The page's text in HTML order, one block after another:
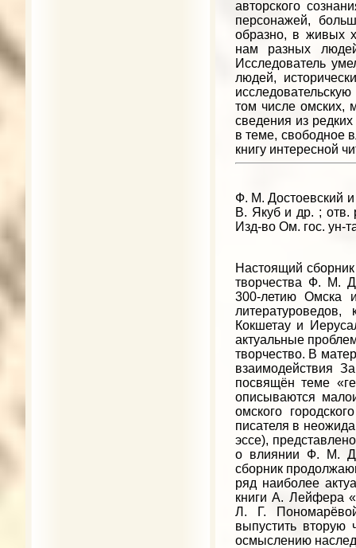
авторского
персонажей,
образно, в живых
нам разных
Исследователь
людей,
том числе омских,
сведения из
в теме, свободное
книгу интересной
Ф. М. Достоевский
В. Якуб и др. ; отв.
Изд-во Ом. гос. ун-
Настоящий сборник
творчества Ф. М.
300-летию Омска
Кокшетау и
актуальные
творчество. В
взаимодействия
посвящён теме
описываются
омского
писателя в
эссе),
о влиянии Ф. М.
сборник
ряд наиболее
книги А. Лейфера
Л. Г.
выпустить
осмыслению